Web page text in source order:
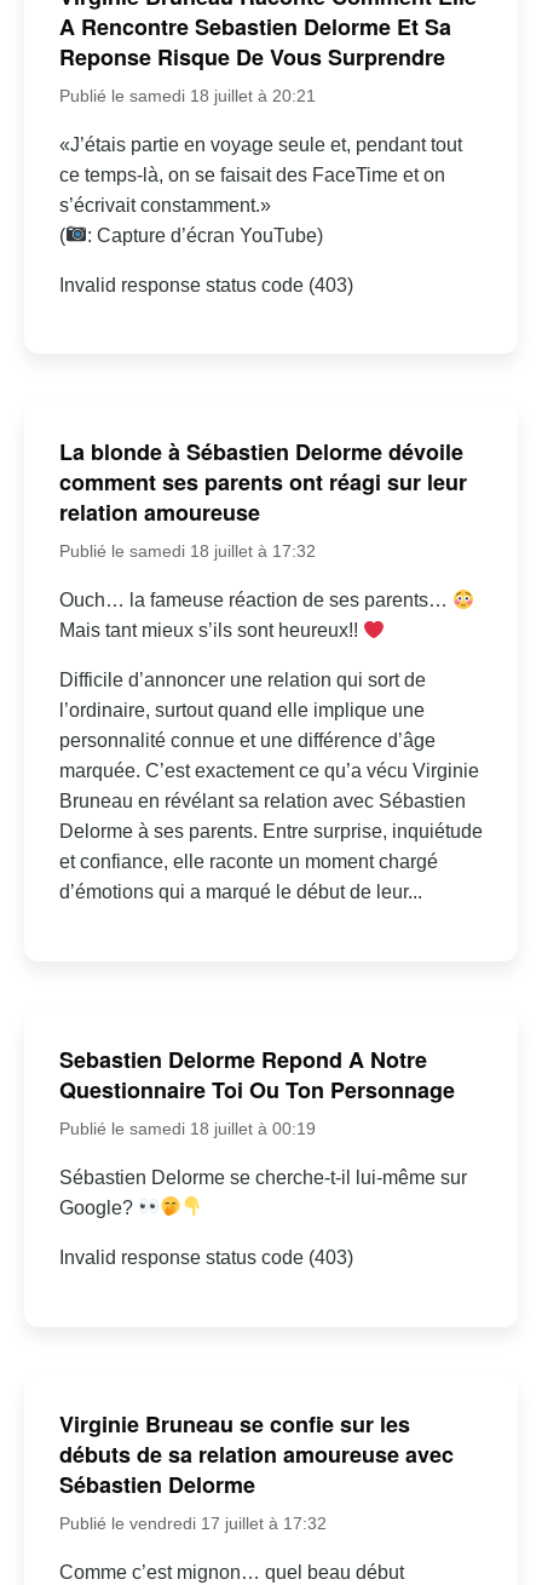
A Rencontre Sebastien Delorme Et Sa
Reponse Risque De Vous Surprendre
Publié le samedi 18 juillet à 20:21
«J’étais partie en voyage seule et, pendant tout
ce temps-là, on se faisait des FaceTime et on
s’écrivait constamment.»
(
: Capture d’écran YouTube)
Invalid response status code (403)
La blonde à Sébastien Delorme dévoile
comment ses parents ont réagi sur leur
relation amoureuse
Publié le samedi 18 juillet à 17:32
Ouch… la fameuse réaction de ses parents…
Mais tant mieux s’ils sont heureux!!
Difficile d’annoncer une relation qui sort de
l’ordinaire, surtout quand elle implique une
personnalité connue et une différence d’âge
marquée. C’est exactement ce qu’a vécu Virginie
Bruneau en révélant sa relation avec Sébastien
Delorme à ses parents. Entre surprise, inquiétude
et confiance, elle raconte un moment chargé
d’émotions qui a marqué le début de leur...
Sebastien Delorme Repond A Notre
Questionnaire Toi Ou Ton Personnage
Publié le samedi 18 juillet à 00:19
Sébastien Delorme se cherche-t-il lui-même sur
Google?
Invalid response status code (403)
Virginie Bruneau se confie sur les
débuts de sa relation amoureuse avec
Sébastien Delorme
Publié le vendredi 17 juillet à 17:32
Comme c’est mignon… quel beau début